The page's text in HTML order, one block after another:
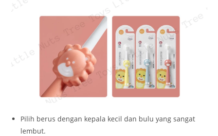
Pilih berus dengan kepala kecil dan bulu yang sangat
lembut.